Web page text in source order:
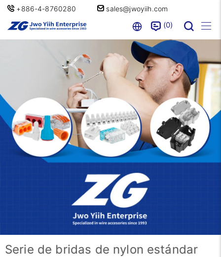
+886-4-8760280 sales@jwoyiih.com
0
Serie de bridas de nylon estándar